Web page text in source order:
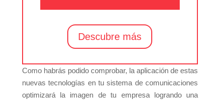
Descubre más
Como habrás podido comprobar, la aplicación de estas
nuevas tecnologías en tu sistema de comunicaciones
optimizará la imagen de tu empresa logrando una